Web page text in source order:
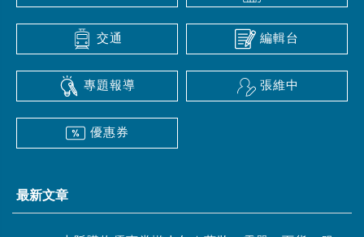
交通 編輯台
專題報導 張維中
優惠券
最新文章